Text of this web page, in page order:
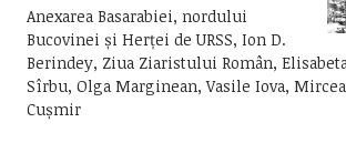
Anexarea Basarabiei, nordului
Bucovinei și Herței de URSS, Ion D.
Berindey, Ziua Ziaristului Român,
Sîrbu, Olga Marginean, Vasile Iova,
Cușmir